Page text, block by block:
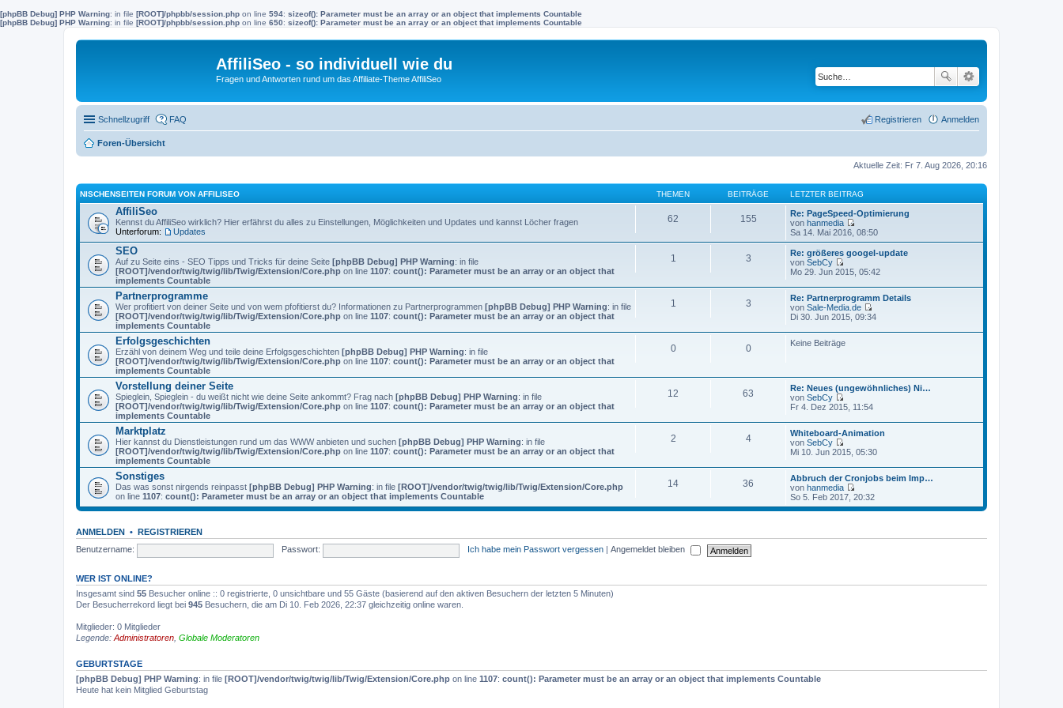
[phpBB Debug] PHP Warning: in file [ROOT]/phpbb/session.php on line 594: sizeof(): Parameter must be an array or an object that implements Countable
[phpBB Debug] PHP Warning: in file [ROOT]/phpbb/session.php on line 650: sizeof(): Parameter must be an array or an object that implements Countable
AffiliSeo - so individuell wie du
Fragen und Antworten rund um das Affiliate-Theme AffiliSeo
Schnellzugriff FAQ Anmelden
Registrieren
Foren-Übersicht
Aktuelle Zeit: Fr 7. Aug 2026, 20:16
NISCHENSEITEN FORUM VON AFFILISEO THEMEN BEITRÄGE LETZTER BEITRAG
AffiliSeo
Kennst du AffiliSeo wirklich? Hier erfährst du alles zu Einstellungen, Möglichkeiten und Updates und kannst Löcher fragen
Unterforum:
Updates
62 155
Re: PageSpeed-Optimierung
von hanmedia
N
e
u
e
s
t
e
r
B
e
t
Sa 14. Mai 2016, 08:50
SEO
Auf zu Seite eins - SEO Tipps und Tricks für deine Seite [phpBB Debug] PHP Warning: in file
[ROOT]/vendor/twig/twig/lib/Twig/Extension/Core.php on line 1107: count(): Parameter must be an array or an object that
implements Countable
1 3
Re: größeres googel-update
von SebCy
N
u
e
s
t
B
a
g
Mo 29. Jun 2015, 05:42
Partnerprogramme
Wer profitiert von deiner Seite und von wem pfofitierst du? Informationen zu Partnerprogrammen [phpBB Debug] PHP Warning: in file
[ROOT]/vendor/twig/twig/lib/Twig/Extension/Core.php on line 1107: count(): Parameter must be an array or an object that
implements Countable
1 3
Re: Partnerprogramm Details
von Sale-Media.de
N
u
B
i
r
a
g
Di 30. Jun 2015, 09:34
Erfolgsgeschichten
Erzähl von deinem Weg und teile deine Erfolgsgeschichten [phpBB Debug] PHP Warning: in file
[ROOT]/vendor/twig/twig/lib/Twig/Extension/Core.php on line 1107: count(): Parameter must be an array or an object that
implements Countable
0 0 Keine Beiträge
Vorstellung deiner Seite
Spieglein, Spieglein - du weißt nicht wie deine Seite ankommt? Frag nach [phpBB Debug] PHP Warning: in file
[ROOT]/vendor/twig/twig/lib/Twig/Extension/Core.php on line 1107: count(): Parameter must be an array or an object that
implements Countable
12 63
Re: Neues (ungewöhnliches) Ni…
von SebCy
N
u
e
t
B
e
t
g
Fr 4. Dez 2015, 11:54
Marktplatz
Hier kannst du Dienstleistungen rund um das WWW anbieten und suchen [phpBB Debug] PHP Warning: in file
[ROOT]/vendor/twig/twig/lib/Twig/Extension/Core.php on line 1107: count(): Parameter must be an array or an object that
implements Countable
2 4
Whiteboard-Animation
von SebCy
N
u
e
t
e
g
Mi 10. Jun 2015, 05:30
Sonstiges
Das was sonst nirgends reinpasst [phpBB Debug] PHP Warning: in file [ROOT]/vendor/twig/twig/lib/Twig/Extension/Core.php
on line 1107: count(): Parameter must be an array or an object that implements Countable
14 36
Abbruch der Cronjobs beim Imp…
von hanmedia
N
e
u
So 5. Feb 2017, 20:32
ANMELDEN • REGISTRIEREN
Benutzername:
Passwort: Ich habe mein Passwort vergessen Angemeldet bleiben
WER IST ONLINE?
Insgesamt sind 55 Besucher online :: 0 registrierte, 0 unsichtbare und 55 Gäste (basierend auf den aktiven Besuchern der letzten 5 Minuten)
Der Besucherrekord liegt bei 945 Besuchern, die am Di 10. Feb 2026, 22:37 gleichzeitig online waren.
Mitglieder: 0 Mitglieder
Legende: Administratoren Globale Moderatoren
GEBURTSTAGE
[phpBB Debug] PHP Warning: in file [ROOT]/vendor/twig/twig/lib/Twig/Extension/Core.php on line 1107: count(): Parameter must be an array or an object that implements Countable
Heute hat kein Mitglied Geburtstag